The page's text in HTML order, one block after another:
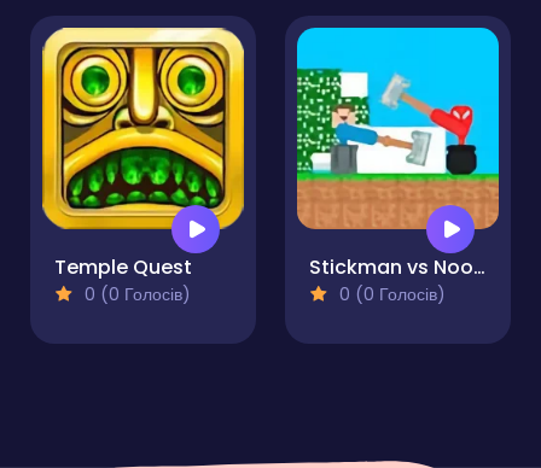
Temple Quest
0 (0 Голосів)
Stickman vs Noob Hammer
0 (0 Голосів)